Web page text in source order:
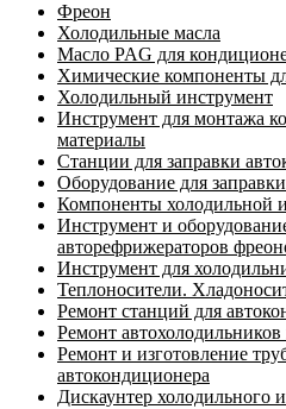
Фреон
Холодильные масла
Масло PAG для
Химические компоненты
Холодильный инструмент
Инструмент для монтажа
материалы
Станции для заправки
Оборудование для
Компоненты холодильной
Инструмент и
авторефрижераторов
Инструмент для
Теплоносители.
Ремонт станций для
Ремонт
Ремонт и изготовление
автокондиционера
Дискаунтер холодильного